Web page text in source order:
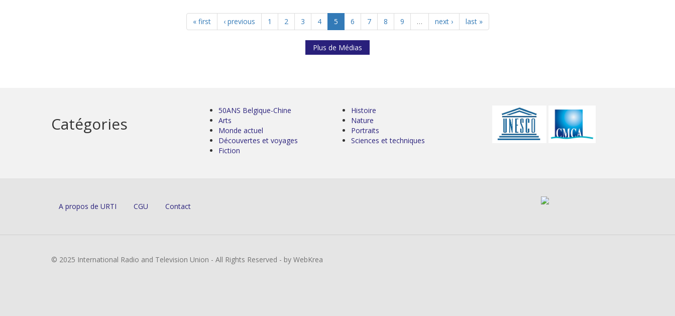
« first ‹ previous 1 2 3 4 5 6 7 8 9 … next › last »
Plus de Médias
Catégories
50ANS Belgique-Chine
Arts
Monde actuel
Découvertes et voyages
Fiction
Histoire
Nature
Portraits
Sciences et techniques
A propos de URTI CGU Contact
© 2025 International Radio and Television Union - All Rights Reserved - by WebKrea